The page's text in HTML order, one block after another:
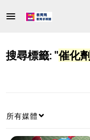
搜尋標籤: "催化劑
所有媒體